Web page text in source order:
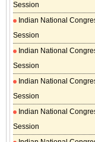
Session
Indian National
Session
Indian National
Session
Indian National
Session
Indian National
Session